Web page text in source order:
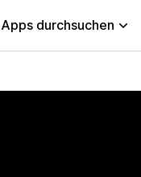
Apps durchsuchen